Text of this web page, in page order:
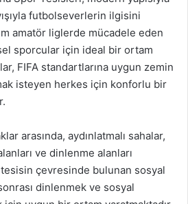
futbolseverlerin ilgisini
amatör liglerde mücadele eden
sporcular için ideal bir ortam
FIFA standartlarına uygun zemin
isteyen herkes için konforlu bir
arasında, aydınlatmalı sahalar,
ve dinlenme alanları
tesisin çevresinde bulunan sosyal
dinlenmek ve sosyal